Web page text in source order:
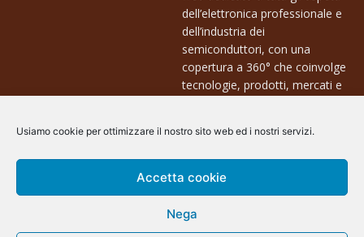
Usiamo cookie per ottimizzare il nostro sito web ed i nostri servizi.
Accetta cookie
Nega
dell’elettronica professionale e
dell’industria dei
semiconduttori, con una
copertura a 360° che coinvolge
tecnologie, prodotti, mercati e
Contatti:
info@arscommunication.it